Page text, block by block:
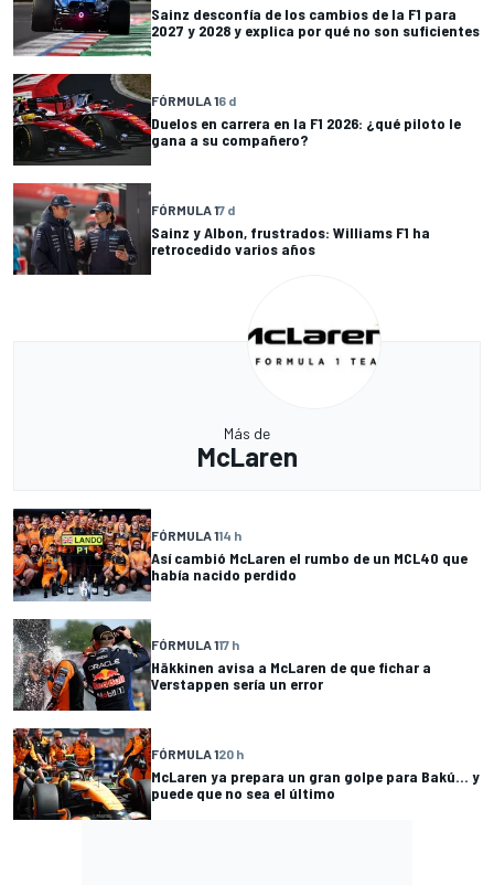
Sainz desconfía de los cambios de la F1 para
2027 y 2028 y explica por qué no son suficientes
FÓRMULA 16 d
Duelos en carrera en la F1 2026: ¿qué piloto le
gana a su compañero?
FÓRMULA 17 d
Sainz y Albon, frustrados: Williams F1 ha
retrocedido varios años
Más de
McLaren
FÓRMULA 114 h
Así cambió McLaren el rumbo de un MCL40 que
había nacido perdido
FÓRMULA 117 h
Häkkinen avisa a McLaren de que fichar a
Verstappen sería un error
FÓRMULA 120 h
McLaren ya prepara un gran golpe para Bakú... y
puede que no sea el último